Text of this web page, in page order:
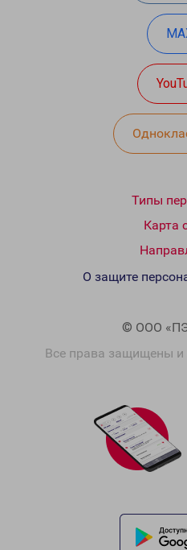
Типы
Карта
© ООО
Все права защищены
О защите